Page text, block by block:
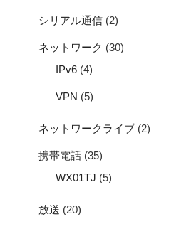
シリアル通信 (2)
ネットワーク (30)
IPv6 (4)
VPN (5)
ネットワークライブ (2)
携帯電話 (35)
WX01TJ (5)
放送 (20)